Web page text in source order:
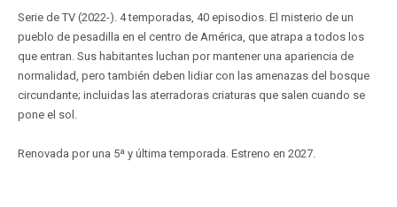
Serie de TV (2022-). 4 temporadas, 40 episodios. El misterio de un
pueblo de pesadilla en el centro de América, que atrapa a todos los
que entran. Sus habitantes luchan por mantener una apariencia de
normalidad, pero también deben lidiar con las amenazas del bosque
circundante; incluidas las aterradoras criaturas que salen cuando se
pone el sol.
Renovada por una 5ª y última temporada. Estreno en 2027.